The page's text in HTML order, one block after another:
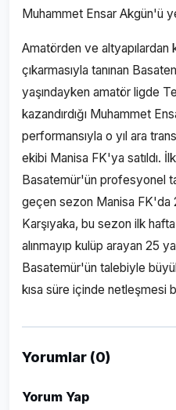
Muhammet Ensar Akgün'ü
Amatörden ve
çıkarmasıyla tanınan
yaşındayken amatör ligde
kazandırdığı Muhammet
performansıyla o yıl ara
ekibi Manisa FK'ya satıldı.
Basatemür'ün profesyonel
geçen sezon Manisa FK'da
Karşıyaka, bu sezon ilk
alınmayıp kulüp arayan 25
Basatemür'ün talebiyle
kısa süre içinde netleşmesi
Yorumlar (0)
Yorum Yap